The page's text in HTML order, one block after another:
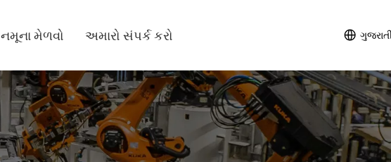
નમૂના મેળવો અમારો સંપર્ક કરો